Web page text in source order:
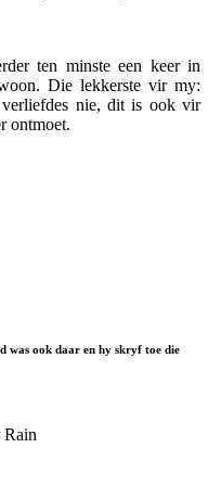
ten minste een keer in
Die lekkerste vir my:
nie, dit is ook vir
ontmoet.
was ook daar en hy skryf toe die
Rain